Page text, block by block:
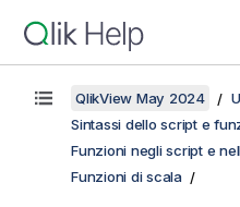
QlikView May 2024
Sintassi dello script e
Funzioni negli script e
Funzioni di scala